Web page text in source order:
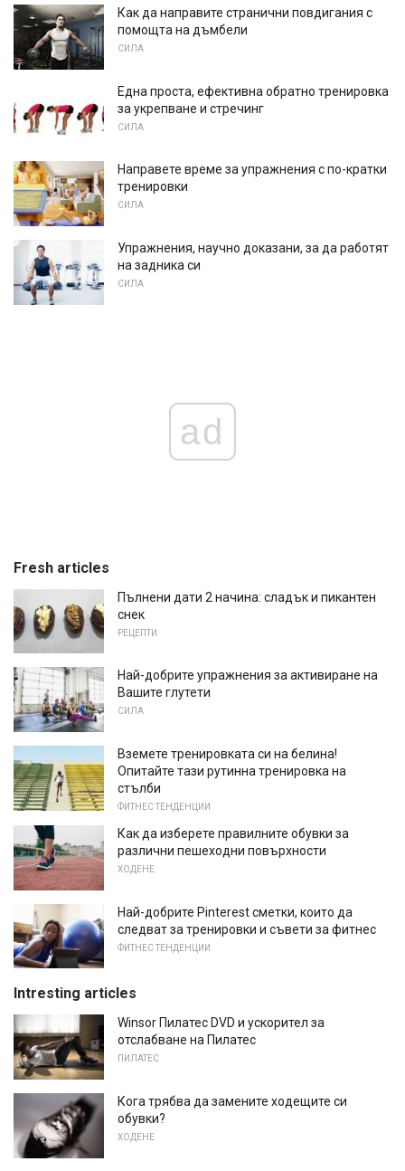
Как да направите странични повдигания с
помощта на дъмбели
СИЛА
Една проста, ефективна обратно тренировка
за укрепване и стречинг
СИЛА
Направете време за упражнения с по-кратки
тренировки
СИЛА
Упражнения, научно доказани, за да работят
на задника си
СИЛА
ad
Fresh articles
Пълнени дати 2 начина: сладък и пикантен
снек
РЕЦЕПТИ
Най-добрите упражнения за активиране на
Вашите глутети
СИЛА
Вземете тренировката си на белина!
Опитайте тази рутинна тренировка на
стълби
ФИТНЕС ТЕНДЕНЦИИ
Как да изберете правилните обувки за
различни пешеходни повърхности
ХОДЕНЕ
Най-добрите Pinterest сметки, които да
следват за тренировки и съвети за фитнес
ФИТНЕС ТЕНДЕНЦИИ
Intresting articles
Winsor Пилатес DVD и ускорител за
отслабване на Пилатес
ПИЛАТЕС
Кога трябва да замените ходещите си
обувки?
ХОДЕНЕ